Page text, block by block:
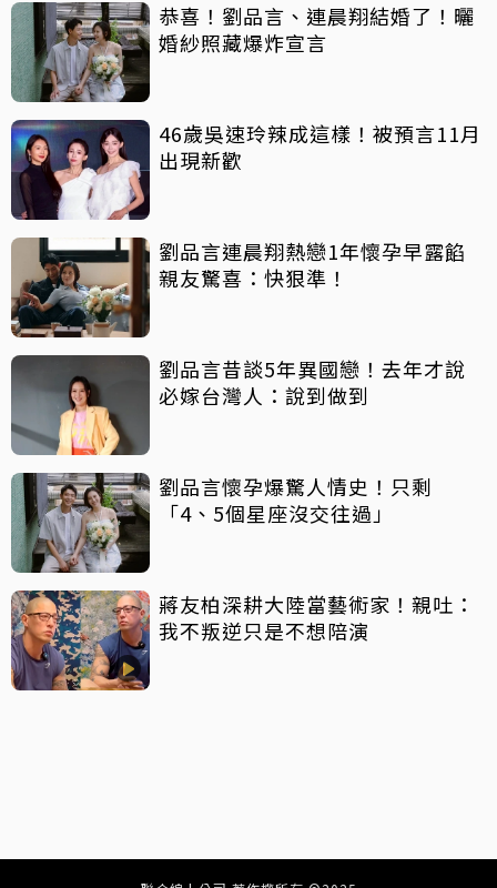
恭喜！劉品言、連晨翔結婚了！曬
婚紗照藏爆炸宣言
46歲吳速玲辣成這樣！被預言11月
出現新歡
劉品言連晨翔熱戀1年懷孕早露餡
親友驚喜：快狠準！
劉品言昔談5年異國戀！去年才說
必嫁台灣人：說到做到
劉品言懷孕爆驚人情史！只剩
「4、5個星座沒交往過」
蔣友柏深耕大陸當藝術家！親吐：
我不叛逆只是不想陪演